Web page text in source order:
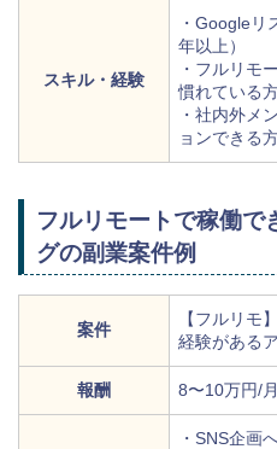
スキル・経験
・Googleリ
年以上）
・フルリモ
慣れている
・社内外メ
ョンできる
フルリモートで稼働で
グの副業案件例
案件
【フルリモ
経験がある
報酬 8〜10万円/月
・SNS企画